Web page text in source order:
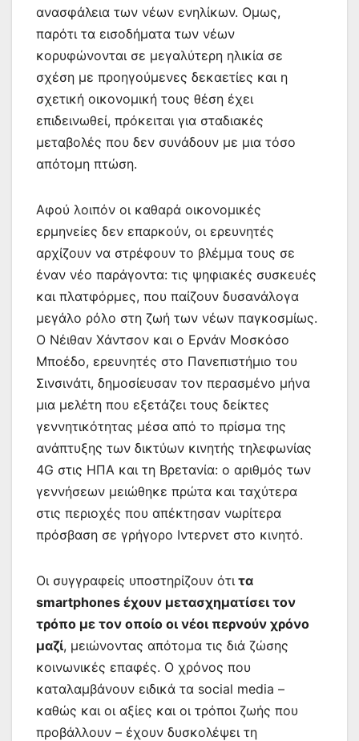
ανασφάλεια των νέων ενηλίκων. Ομως,
παρότι τα εισοδήματα των νέων
κορυφώνονται σε μεγαλύτερη ηλικία σε
σχέση με προηγούμενες δεκαετίες και η
σχετική οικονομική τους θέση έχει
επιδεινωθεί, πρόκειται για σταδιακές
μεταβολές που δεν συνάδουν με μια τόσο
απότομη πτώση.
Αφού λοιπόν οι καθαρά οικονομικές
ερμηνείες δεν επαρκούν, οι ερευνητές
αρχίζουν να στρέφουν το βλέμμα τους σε
έναν νέο παράγοντα: τις ψηφιακές συσκευές
και πλατφόρμες, που παίζουν δυσανάλογα
μεγάλο ρόλο στη ζωή των νέων παγκοσμίως.
Ο Νέιθαν Χάντσον και ο Ερνάν Μοσκόσο
Μποέδο, ερευνητές στο Πανεπιστήμιο του
Σινσινάτι, δημοσίευσαν τον περασμένο μήνα
μια μελέτη που εξετάζει τους δείκτες
γεννητικότητας μέσα από το πρίσμα της
ανάπτυξης των δικτύων κινητής τηλεφωνίας
4G στις ΗΠΑ και τη Βρετανία: ο αριθμός των
γεννήσεων μειώθηκε πρώτα και ταχύτερα
στις περιοχές που απέκτησαν νωρίτερα
πρόσβαση σε γρήγορο Ιντερνετ στο κινητό.
Οι συγγραφείς υποστηρίζουν ότι τα
smartphones έχουν μετασχηματίσει τον
τρόπο με τον οποίο οι νέοι περνούν χρόνο
μαζί, μειώνοντας απότομα τις διά ζώσης
κοινωνικές επαφές. O χρόνος που
καταλαμβάνουν ειδικά τα social media –
καθώς και οι αξίες και οι τρόποι ζωής που
προβάλλουν – έχουν δυσκολέψει τη